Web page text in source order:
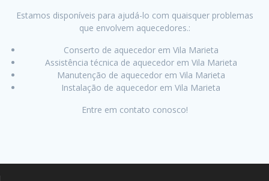
Estamos disponíveis para ajudá-lo com quaisquer problemas
que envolvem aquecedores.:
Conserto de aquecedor em Vila Marieta
Assistência técnica de aquecedor em Vila Marieta
Manutenção de aquecedor em Vila Marieta
Instalação de aquecedor em Vila Marieta
Entre em contato conosco!